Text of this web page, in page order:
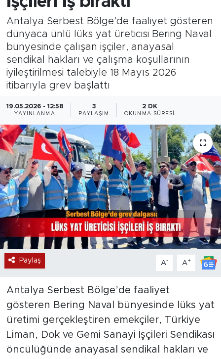
Antalya Serbest Bölge’de faaliyet gösteren
dünyaca ünlü lüks yat üreticisi Bering Naval
bünyesinde çalışan işçiler, anayasal
sendikal hakları ve çalışma koşullarının
iyileştirilmesi talebiyle 18 Mayıs 2026
itibarıyla grev başlattı
19.05.2026 - 12:58
YAYINLANMA
3
PAYLAŞIM
2 DK
OKUNMA SÜRESI
Paylaş A- A+
Antalya Serbest Bölge’de faaliyet
gösteren Bering Naval bünyesinde lüks yat
üretimi gerçekleştiren emekçiler, Türkiye
Liman, Dok ve Gemi Sanayi İşçileri Sendikası
öncülüğünde anayasal sendikal hakları ve
Magazin
Özel Haber
Politika
Resmi İlanlar
Sağlık
Spor
Turizm